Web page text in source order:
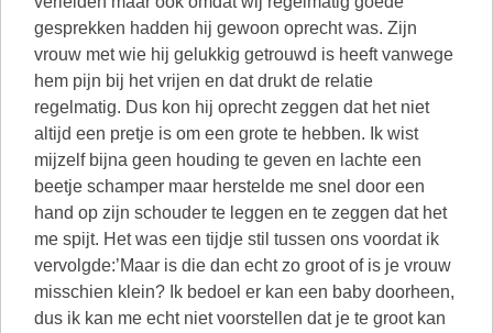
gesprekken hadden hij gewoon oprecht was. Zijn
vrouw met wie hij gelukkig getrouwd is heeft vanwege
hem pijn bij het vrijen en dat drukt de relatie
regelmatig. Dus kon hij oprecht zeggen dat het niet
altijd een pretje is om een grote te hebben. Ik wist
mijzelf bijna geen houding te geven en lachte een
beetje schamper maar herstelde me snel door een
hand op zijn schouder te leggen en te zeggen dat het
me spijt. Het was een tijdje stil tussen ons voordat ik
vervolgde:’Maar is die dan echt zo groot of is je vrouw
misschien klein? Ik bedoel er kan een baby doorheen,
dus ik kan me echt niet voorstellen dat je te groot kan